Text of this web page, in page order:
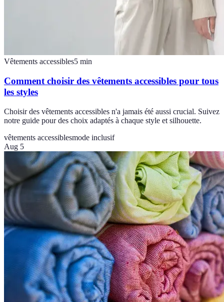
Vêtements accessibles5 min
Comment choisir des vêtements accessibles pour tous
les styles
Choisir des vêtements accessibles n'a jamais été aussi crucial. Suivez
notre guide pour des choix adaptés à chaque style et silhouette.
vêtements accessiblesmode inclusif
Aug 5